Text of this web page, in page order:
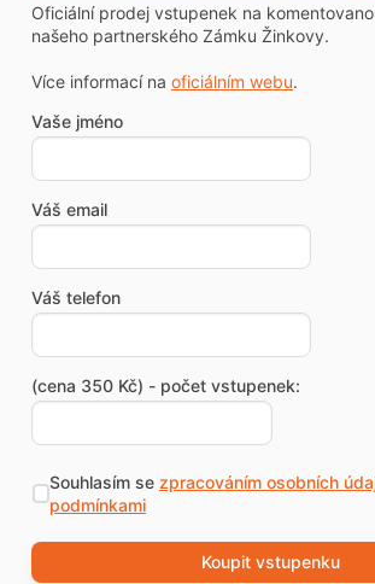
Oficiální prodej vstupenek na
našeho partnerského Zámku Žinkovy.
Více informací na oficiálním webu.
Vaše jméno
Váš email
Váš telefon
(cena 350 Kč) - počet vstupenek:
Souhlasím se zpracováním osobních
podmínkami
Koupit vstupenku